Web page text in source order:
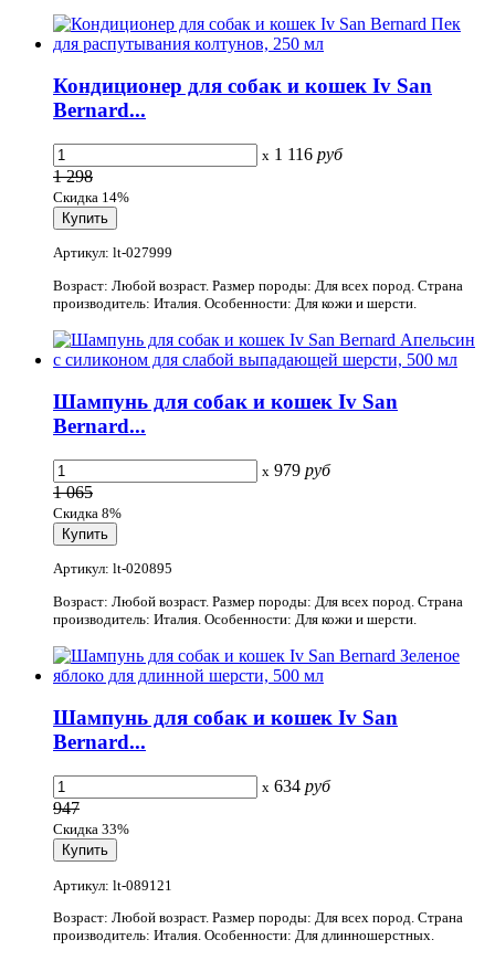
Кондиционер для собак и кошек Iv San
Bernard...
x 1 116 руб
1 298
Скидка 14%
Артикул: lt-027999
Возраст: Любой возраст. Размер породы: Для всех пород. Страна
производитель: Италия. Особенности: Для кожи и шерсти.
Шампунь для собак и кошек Iv San
Bernard...
x 979 руб
1 065
Скидка 8%
Артикул: lt-020895
Возраст: Любой возраст. Размер породы: Для всех пород. Страна
производитель: Италия. Особенности: Для кожи и шерсти.
Шампунь для собак и кошек Iv San
Bernard...
x 634 руб
947
Скидка 33%
Артикул: lt-089121
Возраст: Любой возраст. Размер породы: Для всех пород. Страна
производитель: Италия. Особенности: Для длинношерстных.